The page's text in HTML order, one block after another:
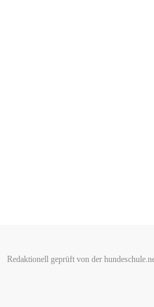
Redaktionell geprüft von der